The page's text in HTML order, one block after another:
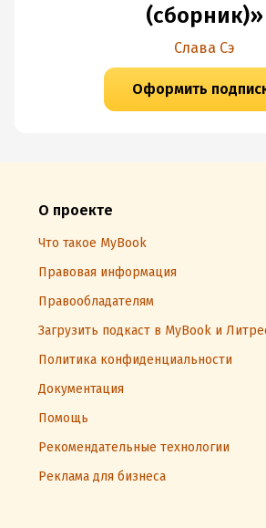
(сборник)»
Слава Сэ
Оформить
О проекте
Что такое MyBook
Правовая информация
Правообладателям
Загрузить подкаст в MyBook и
Политика конфиденциальности
Документация
Помощь
Рекомендательные технологии
Реклама для бизнеса